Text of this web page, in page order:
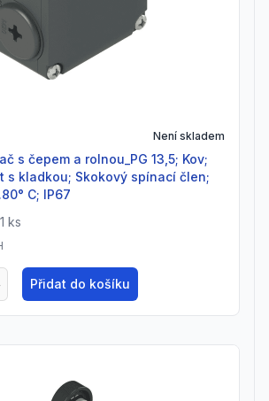
Není skladem
s kladkou; Skokový spínací člen;
C; IP67
ks
Přidat do košíku